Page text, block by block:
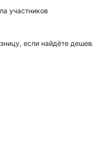
участников
если найдёте